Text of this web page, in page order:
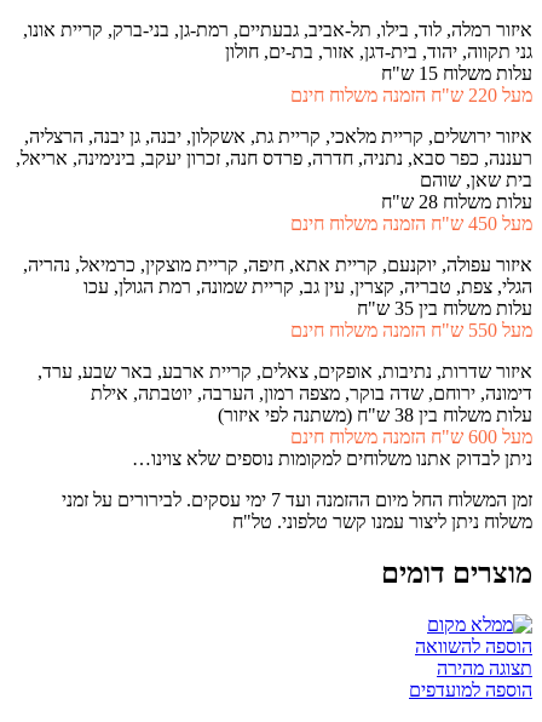
איזור רמלה, לוד, בילו, תל-אביב, גבעתיים, רמת-גן, בני-ברק, קריית אונו,
גני תקווה, יהוד, בית-דגן, אזור, בת-ים, חולון
עלות משלוח 15 ש"ח
מעל 220 ש"ח הזמנה משלוח חינם
איזור ירושלים, קריית מלאכי, קריית גת, אשקלון, יבנה, גן יבנה, הרצליה,
רעננה, כפר סבא, נתניה, חדרה, פרדס חנה, זכרון יעקב, בינימינה, אריאל,
בית שאן, שוהם
עלות משלוח 28 ש"ח
מעל 450 ש"ח הזמנה משלוח חינם
איזור עפולה, יוקנעם, קריית אתא, חיפה, קריית מוצקין, כרמיאל, נהריה,
הגלי, צפת, טבריה, קצרין, עין גב, קריית שמונה, רמת הגולן, עכו
עלות משלוח בין 35 ש"ח
מעל 550 ש"ח הזמנה משלוח חינם
איזור שדרות, נתיבות, אופקים, צאלים, קריית ארבע, באר שבע, ערד,
דימונה, ירוחם, שדה בוקר, מצפה רמון, הערבה, יוטבתה, אילת
עלות משלוח בין 38 ש"ח (משתנה לפי איזור)
מעל 600 ש"ח הזמנה משלוח חינם
ניתן לבדוק אתנו משלוחים למקומות נוספים שלא צוינו…
זמן המשלוח החל מיום ההזמנה ועד 7 ימי עסקים. לבירורים על זמני
משלוח ניתן ליצור עמנו קשר טלפוני. טל"ח
מוצרים דומים
הוספה להשוואה
תצוגה מהירה
הוספה למועדפים